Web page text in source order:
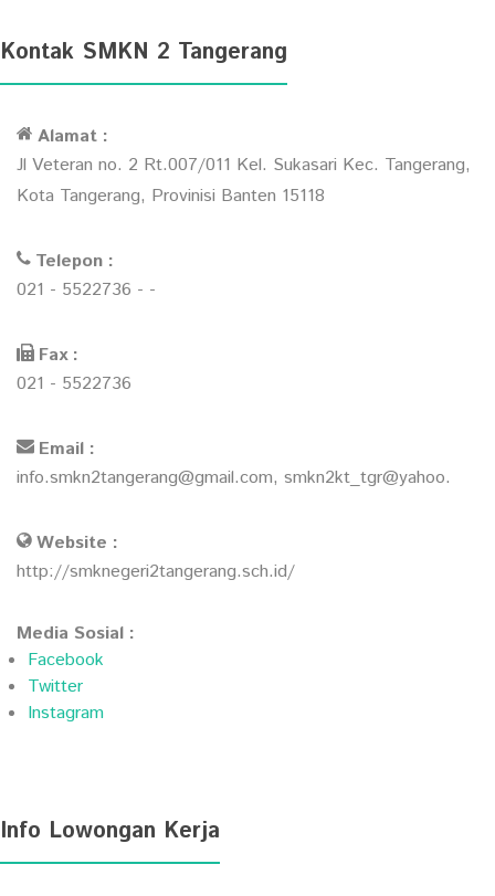
Kontak SMKN 2 Tangerang
Alamat :
Jl Veteran no. 2 Rt.007/011 Kel. Sukasari Kec. Tangerang,
Kota Tangerang, Provinisi Banten 15118
Telepon :
021 - 5522736 - -
Fax :
021 - 5522736
Email :
info.smkn2tangerang@gmail.com, smkn2kt_tgr@yahoo.
Website :
http://smknegeri2tangerang.sch.id/
Media Sosial :
Facebook
Twitter
Instagram
Info Lowongan Kerja